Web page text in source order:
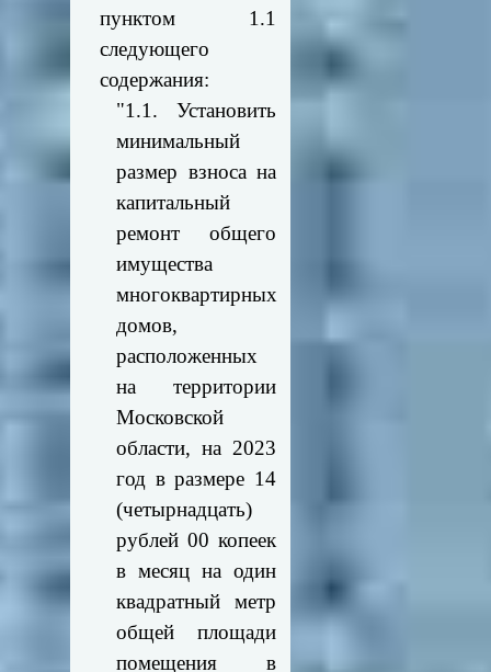
пунктом 1.1
следующего
содержания:
"1.1. Установить
минимальный
размер взноса на
капитальный
ремонт общего
имущества
многоквартирных
домов,
расположенных
на территории
Московской
области, на 2023
год в размере 14
(четырнадцать)
рублей 00 копеек
в месяц на один
квадратный метр
общей площади
помещения в